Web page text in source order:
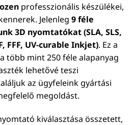
professzionális készülékei,
Jelenleg 9 féle
3D nyomtatókat (SLA, SLS,
FFF, UV-curable Inkjet). Ez a
több mint 250 féle alapanyag
lehetővé teszi
az ügyfeleink gyártási
megoldást.
kiválasztása összetett,